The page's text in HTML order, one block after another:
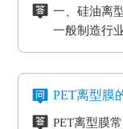
一、硅油离
一般制造行
型膜应用分
具备离型力
氟素离型膜
PET离型膜
PET离型膜